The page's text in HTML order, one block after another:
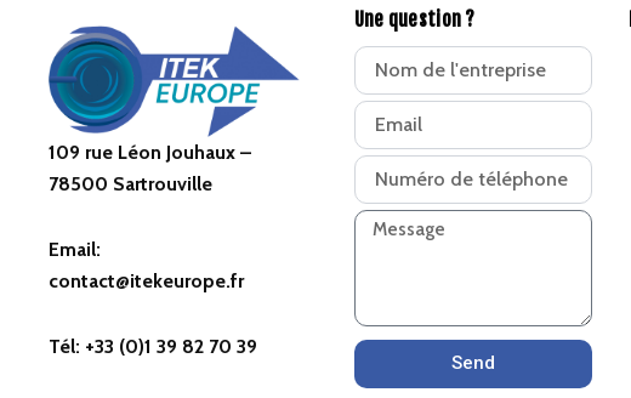
109 rue Léon Jouhaux –
78500 Sartrouville
Email:
contact@itekeurope.fr
Tél: +33 (0)1 39 82 70 39
Une question ?
Send